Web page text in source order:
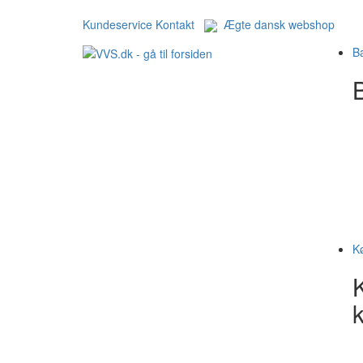
Kundeservice Kontakt
Ægte dansk webshop